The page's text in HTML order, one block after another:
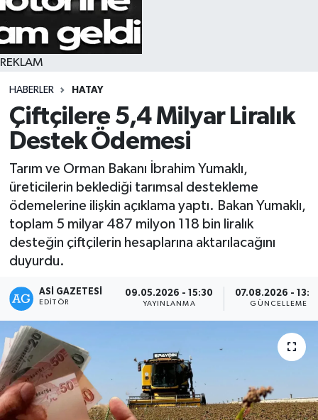
REKLAM
HABERLER HATAY
Çiftçilere 5,4 Milyar Liralık
Destek Ödemesi
Tarım ve Orman Bakanı İbrahim Yumaklı,
üreticilerin beklediği tarımsal destekleme
ödemelerine ilişkin açıklama yaptı. Bakan Yumaklı,
toplam 5 milyar 487 milyon 118 bin liralık
desteğin çiftçilerin hesaplarına aktarılacağını
duyurdu.
ASI GAZETESI
EDITÖR
09.05.2026 - 15:30
YAYINLANMA
07.08.2026 -
GÜNCELLEME